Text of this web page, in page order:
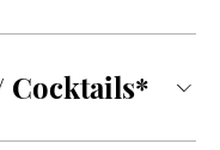
Cocktails*